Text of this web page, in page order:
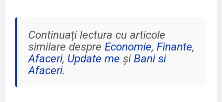
Continuați lectura cu articole
similare despre Economie, Finante,
Afaceri, Update me șiBani si
Afaceri.